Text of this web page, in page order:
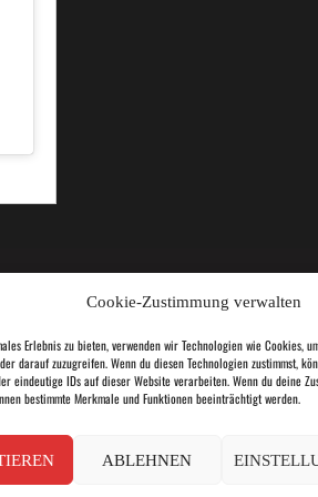
Cookie-Zustimmung verwalten
Erlebnis zu bieten, verwenden wir Technologien wie Cookies,
darauf zuzugreifen. Wenn du diesen Technologien zustimmst,
eindeutige IDs auf dieser Website verarbeiten. Wenn du deine
bestimmte Merkmale und Funktionen beeinträchtigt werden.
ABLEHNEN
info@das-gesund-ding.de